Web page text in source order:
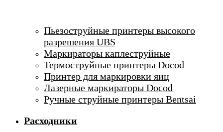
Пьезоструйные принтеры высокого
разрешения UBS
Маркираторы каплеструйные
Термоструйные принтеры Docod
Принтер для маркировки яиц
Лазерные маркираторы Docod
Ручные струйные принтеры Bentsai
Расходники